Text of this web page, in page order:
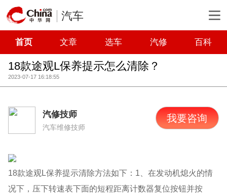
汽车
首页 文章 选车 汽修 百科
18款途观L保养提示怎么清除？
2023-07-17 16:18:55
汽修技师
汽车维修技师
我要咨询
18款途观L保养提示清除方法如下：1、在发动机熄火的情
况下，压下转速表下面的短程距离计数器复位按钮并按